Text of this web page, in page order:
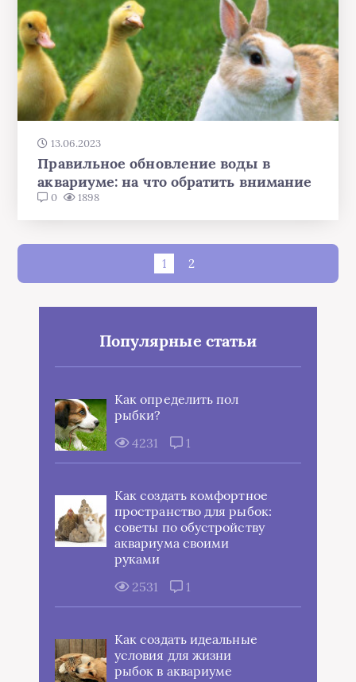
13.06.2023
Правильное обновление воды в
аквариуме: на что обратить внимание
0 1898
1 2
Популярные статьи
Как определить пол
рыбки?
4231
1
Как создать комфортное
пространство для рыбок:
советы по обустройству
аквариума своими
руками
2531
1
Как создать идеальные
условия для жизни
рыбок в аквариуме